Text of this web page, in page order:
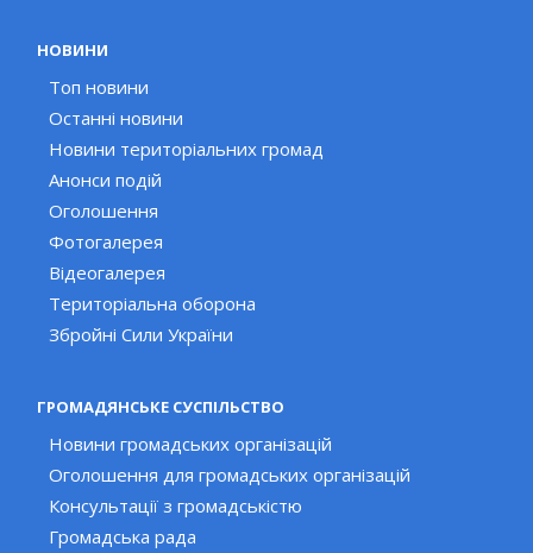
НОВИНИ
Топ новини
Останні новини
Новини територіальних громад
Анонси подій
Оголошення
Фотогалерея
Відеогалерея
Територіальна оборона
Збройні Сили України
ГРОМАДЯНСЬКЕ СУСПІЛЬСТВО
Новини громадських організацій
Оголошення для громадських організацій
Консультації з громадськістю
Громадська рада